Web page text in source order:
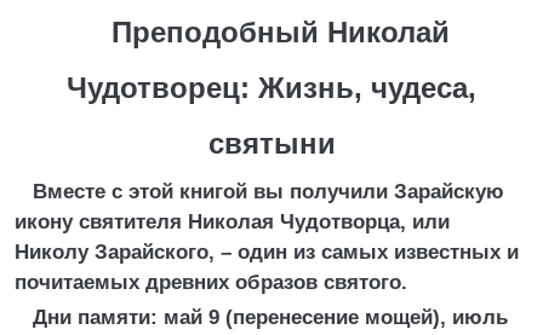
Преподобный Николай
Чудотворец: Жизнь, чудеса,
святыни
Вместе с этой книгой вы получили Зарайскую
икону святителя Николая Чудотворца, или
Николу Зарайского, – один из самых известных и
почитаемых древних образов святого.
Дни памяти: май 9 (перенесение мощей), июль